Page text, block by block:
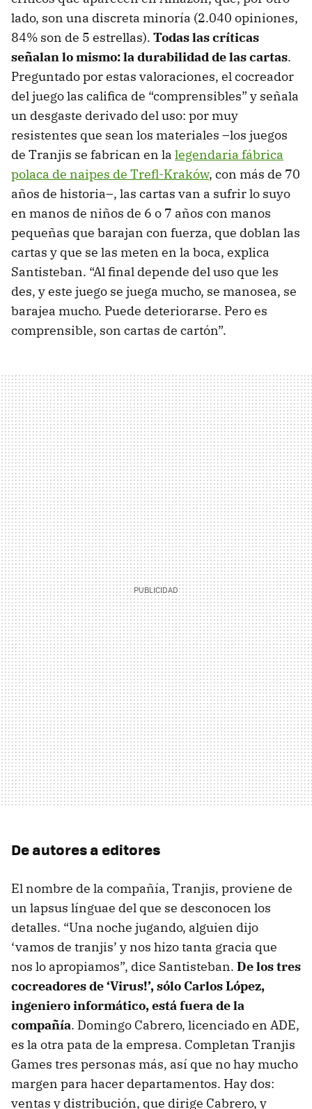
lado, son una discreta minoría (2.040 opiniones,
84% son de 5 estrellas). Todas las críticas
señalan lo mismo: la durabilidad de las cartas.
Preguntado por estas valoraciones, el cocreador
del juego las califica de “comprensibles” y señala
un desgaste derivado del uso: por muy
resistentes que sean los materiales –los juegos
de Tranjis se fabrican en la legendaria fábrica
polaca de naipes de Trefl-Kraków, con más de 70
años de historia–, las cartas van a sufrir lo suyo
en manos de niños de 6 o 7 años con manos
pequeñas que barajan con fuerza, que doblan las
cartas y que se las meten en la boca, explica
Santisteban. “Al final depende del uso que les
des, y este juego se juega mucho, se manosea, se
barajea mucho. Puede deteriorarse. Pero es
comprensible, son cartas de cartón”.
De autores a editores
El nombre de la compañía, Tranjis, proviene de
un lapsus línguae del que se desconocen los
detalles. “Una noche jugando, alguien dijo
‘vamos de tranjis’ y nos hizo tanta gracia que
nos lo apropiamos”, dice Santisteban. De los tres
cocreadores de ‘Virus!’, sólo Carlos López,
ingeniero informático, está fuera de la
compañía. Domingo Cabrero, licenciado en ADE,
es la otra pata de la empresa. Completan Tranjis
Games tres personas más, así que no hay mucho
margen para hacer departamentos. Hay dos:
ventas y distribución, que dirige Cabrero, y